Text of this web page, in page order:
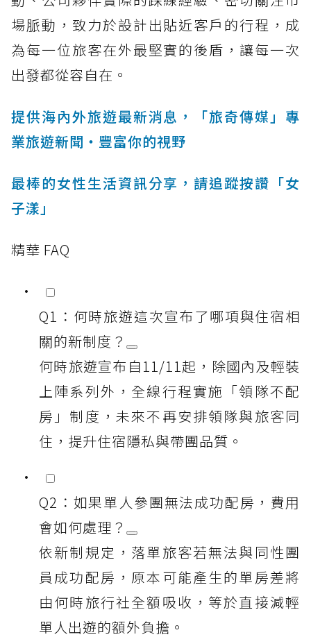
場脈動，致力於設計出貼近客戶的行程，成
為每一位旅客在外最堅實的後盾，讓每一次
出發都從容自在。
提供海內外旅遊最新消息，「旅奇傳媒」專
業旅遊新聞‧豐富你的視野
最棒的女性生活資訊分享，請追蹤按讚「女
子漾」
精華 FAQ
Q1：何時旅遊這次宣布了哪項與住宿相
關的新制度？
何時旅遊宣布自11/11起，除國內及輕裝
上陣系列外，全線行程實施「領隊不配
房」制度，未來不再安排領隊與旅客同
住，提升住宿隱私與帶團品質。
Q2：如果單人參團無法成功配房，費用
會如何處理？
依新制規定，落單旅客若無法與同性團
員成功配房，原本可能產生的單房差將
由何時旅行社全額吸收，等於直接減輕
單人出遊的額外負擔。